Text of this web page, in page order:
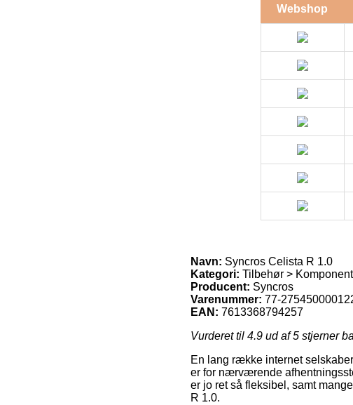
Webshop
Navn: Syncros Celista R 1.0
Kategori: Tilbehør >
Producent: Syncros
Varenummer: 77-
EAN: 7613368794257
Vurderet til 4.9 ud af 5 stjerner
En lang række internet
er for nærværende
er jo ret så fleksibel, samt
R 1.0.